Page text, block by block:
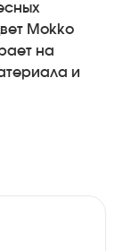
Mokko
на
и